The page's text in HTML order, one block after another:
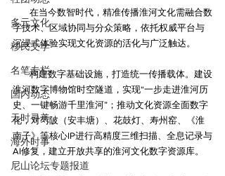
多元文化
移民文学
名笔专栏
国内动态
天时寻美
海外时事
尼山论坛专题报道
在当今数智时代，精准传播淮河文化需融合数
字技术、区域协同与分众策略，依托权威平台与
沉浸式体验实现文化资源的活化与广泛触达。
构建数字基础设施，打造统一传播载体。建设
淮河数字博物馆时空隧道，实现“一步走进淮河历
史、一键畅游千里淮河”；推动文化资源全面数字
化‌，对芍陂（安丰塘）、花鼓灯、寿州窑、《淮
南子》等核心IP进行高精度三维扫描、全息记录与
AI修复，建立开放共享的淮河文化数字资源库。